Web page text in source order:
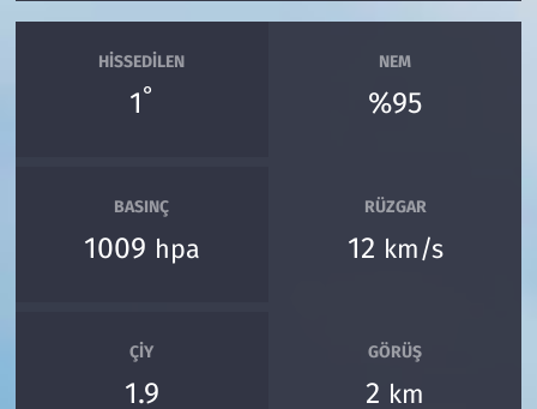
HISSEDILEN
1°
NEM
%95
BASINÇ
1009 hpa
RÜZGAR
12 km/s
ÇIY
1.9
GÖRÜŞ
2 km